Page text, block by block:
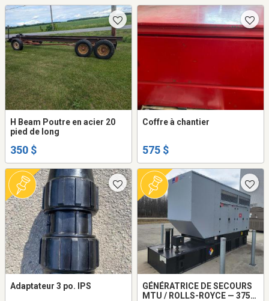
H Beam Poutre en acier 20
pied de long
350 $
Coffre à chantier
575 $
Adaptateur 3 po. IPS
GÉNÉRATRICE DE SECOURS
MTU / ROLLS-ROYCE — 375